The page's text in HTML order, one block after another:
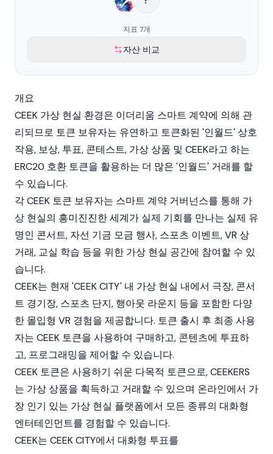
지표 7개
자산 비교
개요
CEEK 가상 현실 환경은 이더리움 스마트 계약에 의해 관
리되므로 토큰 보유자는 유연하고 토큰화된 '인월드' 상호
작용, 보상, 투표, 콘테스트, 가상 상품 및 CEEK라고 하는
ERC20 호환 토큰을 활용하는 더 많은 '인월드' 거래를 할
수 있습니다.
각 CEEK 토큰 보유자는 스마트 계약 거버넌스를 통해 가
상 현실의 흥미진진한 세계가 실제 기회를 만나는 실제 유
명인 콘서트, 자선 기금 모금 행사, 스포츠 이벤트, VR 상
거래, 교실 학습 등을 위한 가상 현실 공간에 참여할 수 있
습니다.
CEEK는 현재 'CEEK CITY' 내 가상 현실 내에서 극장, 콘서
트 경기장, 스포츠 단지, 행아웃 라운지 등을 포함한 다양
한 몰입형 VR 경험을 제공합니다. 토큰 출시 후 최종 사용
자는 CEEK 토큰을 사용하여 구매하고, 콘텐츠에 투표하
고, 프로그래밍을 제어할 수 있습니다.
CEEK 토큰은 사용하기 쉬운 다목적 토큰으로, CEEKERS
는 가상 상품을 획득하고 거래할 수 있으며 온라인에서 가
장 인기 있는 가상 현실 플랫폼에서 모든 종류의 대화형
엔터테인먼트를 경험할 수 있습니다.
CEEK는 CEEK CITY에서 대화형 투표를